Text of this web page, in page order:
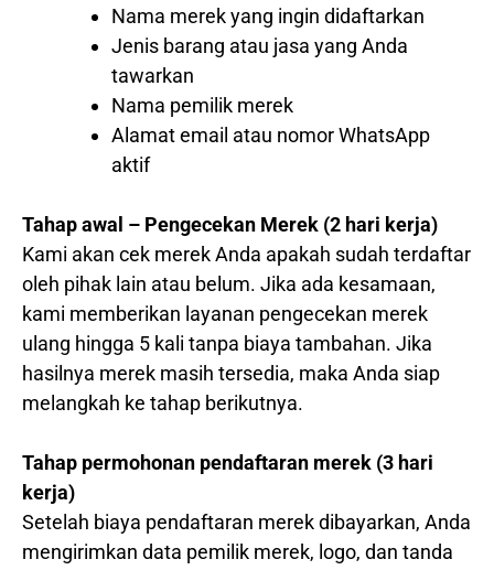
Nama merek yang ingin didaftarkan
Jenis barang atau jasa yang Anda
tawarkan
Nama pemilik merek
Alamat email atau nomor WhatsApp
aktif
Tahap awal – Pengecekan Merek (2 hari kerja)
Kami akan cek merek Anda apakah sudah terdaftar
oleh pihak lain atau belum. Jika ada kesamaan,
kami memberikan layanan pengecekan merek
ulang hingga 5 kali tanpa biaya tambahan. Jika
hasilnya merek masih tersedia, maka Anda siap
melangkah ke tahap berikutnya.
Tahap permohonan pendaftaran merek (3 hari
kerja)
Setelah biaya pendaftaran merek dibayarkan, Anda
mengirimkan data pemilik merek, logo, dan tanda